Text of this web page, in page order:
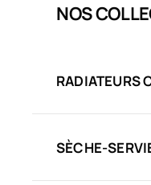
NOS
RADIATEURS
SÈCHE-